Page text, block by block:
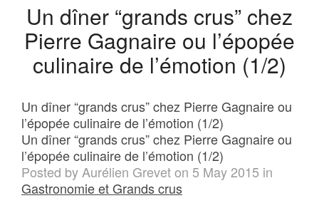
Un dîner “grands crus” chez
Pierre Gagnaire ou l’épopée
culinaire de l’émotion (1/2)
Un dîner “grands crus” chez Pierre Gagnaire ou
l’épopée culinaire de l’émotion (1/2)
Un dîner “grands crus” chez Pierre Gagnaire ou
l’épopée culinaire de l’émotion (1/2)
Posted by Aurélien Greveton 5 May 2015 in
Gastronomie et Grands crus